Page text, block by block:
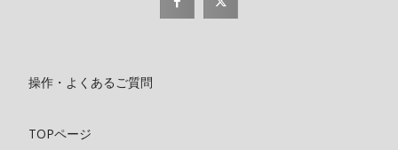
操作・よくあるご質問
TOPページ